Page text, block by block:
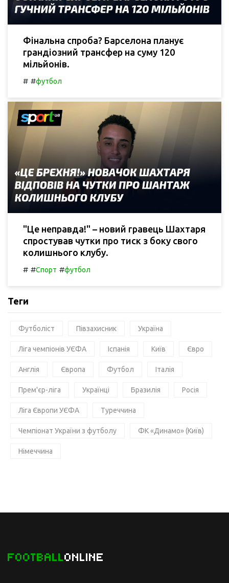
Фінальна спроба? Барселона планує
грандіозний трансфер на суму 120
мільйонів.
# #футбол
"Це неправда!" – новий гравець Шахтаря
спростував чутки про тиск з боку свого
колишнього клубу.
# #Спорт #футбол
Теги
Футболіст Півзахисник Україна
Ліга чемпіонів УЄФА Іспанія Київ Євро
Англія Європа Футбол Італія
Прем'єр-ліга Українці Бразилія Росія
Ліга Європи УЄФА Туреччина
Чемпіонат України з футболу ФК «Динамо» (Київ)
Німеччина
FOOTBALLONLINE